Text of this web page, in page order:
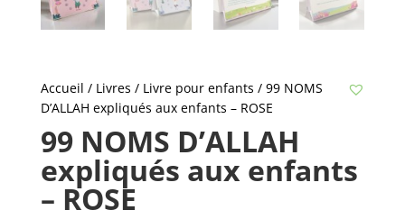
Accueil / Livres / Livre pour enfants / 99 NOMS
D’ALLAH expliqués aux enfants – ROSE
99 NOMS D’ALLAH
expliqués aux enfants
– ROSE